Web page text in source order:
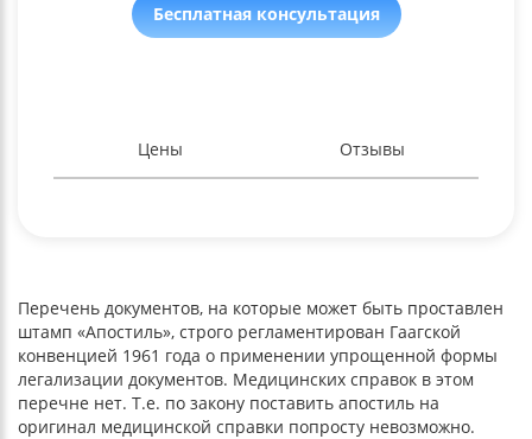
Бесплатная консультация
Цены Отзывы
Перечень документов, на которые может быть проставлен
штамп «Апостиль», строго регламентирован Гаагской
конвенцией 1961 года о применении упрощенной формы
легализации документов. Медицинских справок в этом
перечне нет. Т.е. по закону поставить апостиль на
оригинал медицинской справки попросту невозможно.